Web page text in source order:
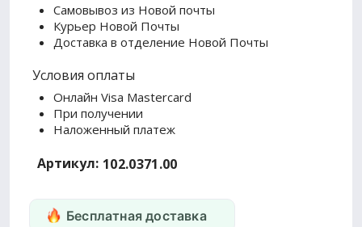
Самовывоз из Новой почты
Курьер Новой Почты
Доставка в отделение Новой Почты
Условия оплаты
Онлайн Visa Mastercard
При получении
Наложенный платеж
Артикул: 102.0371.00
Бесплатная доставка